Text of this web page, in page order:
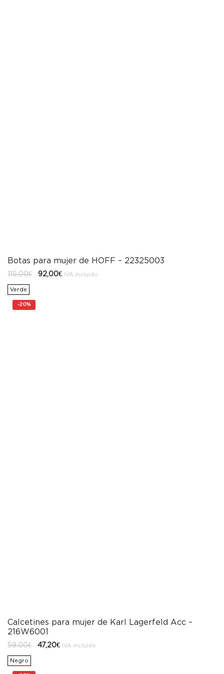
Botas para mujer de HOFF – 22325003
115,00€
El
115,00€.
92,00€ElIVA incluido
Verde
-20%
Calcetines para mujer de Karl Lagerfeld Acc –
216W6001
59,00€
El
precio
59,00€.
47,20€ElIVA incluido
Negro